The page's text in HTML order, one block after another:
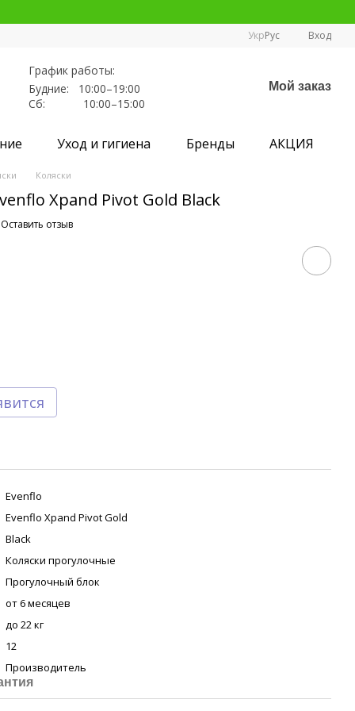
УкрРус Вход
График работы:
Будние: 10:00–19:00
Сб: 10:00–15:00
Мой заказ
Уход и гигиена Бренды АКЦИЯ
Коляски
Xpand Pivot Gold Black
Оставить отзыв
Evenflo
Evenflo Xpand Pivot Gold
Black
Коляски прогулочные
Прогулочный блок
от 6 месяцев
до 22 кг
12
Производитель